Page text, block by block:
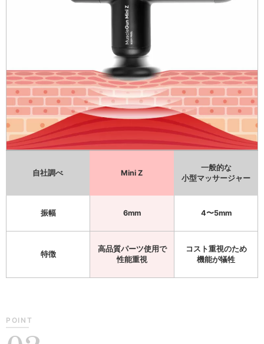
自社調べ Mini Z
一般的な
小型マッサージャー
振幅 6mm 4〜5mm
特徴
高品質パーツ使用で
性能重視
コスト重視のため
機能が犠牲
POINT